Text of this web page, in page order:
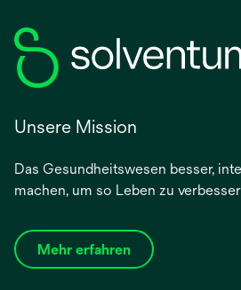
Unsere Mission
Das Gesundheitswesen besser,
machen, um so Leben zu
Mehr erfahren